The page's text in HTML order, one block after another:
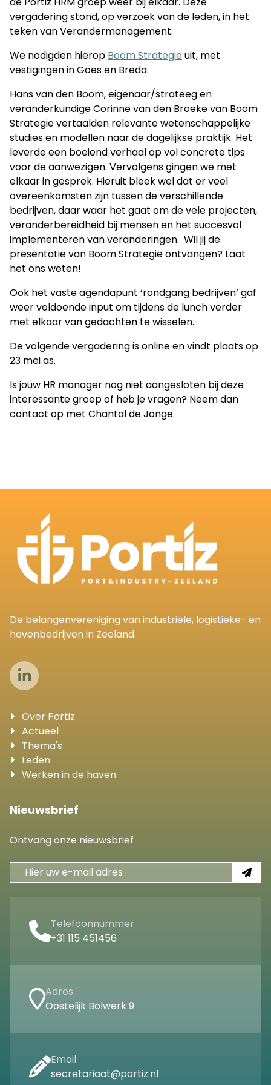
vergadering stond, op verzoek van de leden, in het
teken van Verandermanagement.
We nodigden hierop Boom Strategie uit, met
vestigingen in Goes en Breda.
Hans van den Boom, eigenaar/strateeg en
veranderkundige Corinne van den Broeke van Boom
Strategie vertaalden relevante wetenschappelijke
studies en modellen naar de dagelijkse praktijk. Het
leverde een boeiend verhaal op vol concrete tips
voor de aanwezigen. Vervolgens gingen we met
elkaar in gesprek. Hieruit bleek wel dat er veel
overeenkomsten zijn tussen de verschillende
bedrijven, daar waar het gaat om de vele projecten,
veranderbereidheid bij mensen en het succesvol
implementeren van veranderingen. Wil jij de
presentatie van Boom Strategie ontvangen? Laat
het ons weten!
Ook het vaste agendapunt ‘rondgang bedrijven’ gaf
weer voldoende input om tijdens de lunch verder
met elkaar van gedachten te wisselen.
De volgende vergadering is online en vindt plaats op
23 mei as.
Is jouw HR manager nog niet aangesloten bij deze
interessante groep of heb je vragen? Neem dan
contact op met Chantal de Jonge.
De belangenvereniging van industriële, logistieke- en
havenbedrijven in Zeeland.
Over Portiz
Actueel
Thema's
Leden
Werken in de haven
Nieuwsbrief
Ontvang onze nieuwsbrief
Telefoonnummer
+31 115 451456
Adres
Oostelijk Bolwerk 9
Email
secretariaat@portiz.nl